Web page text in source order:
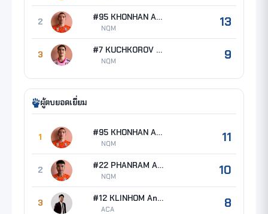
2 #95 KHONHAN Amornthep
NQM 13
3 #7 KUCHKOROV Azizbek
NQM 9
ผู้ตบยอดเยี่ยม
1 #95 KHONHAN Amornthep
NQM 11
2 #22 PHANRAM Anurak
NQM 10
3 #12 KLINHOM Ananda
ACA 8